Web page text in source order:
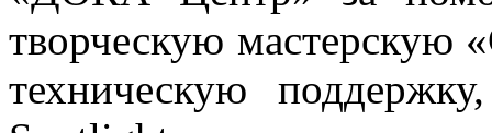
творческую мастерскую
техническую